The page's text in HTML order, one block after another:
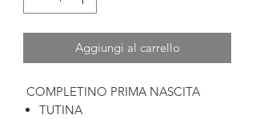
Aggiungi al carrello
COMPLETINO PRIMA NASCITA
TUTINA